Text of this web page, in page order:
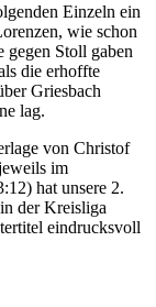
Einzeln ein
wie schon
gegen Stoll gaben
die erhoffte
Griesbach
lag.
von Christof
im
hat unsere 2.
der Kreisliga
eindrucksvoll